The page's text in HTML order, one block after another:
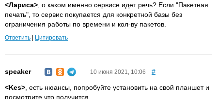
<Лариса> , о каком именно сервисе идет речь? Если "Пакетная
печать", то сервис покупается для конкретной базы без
ограничения работы по времени и кол-ву пакетов.
Ответить Цитировать
speaker 10 июня 2021, 10:06 #
<Kes> , есть нюансы, попробуйте установить на свой планшет и
посмотрите что получится.